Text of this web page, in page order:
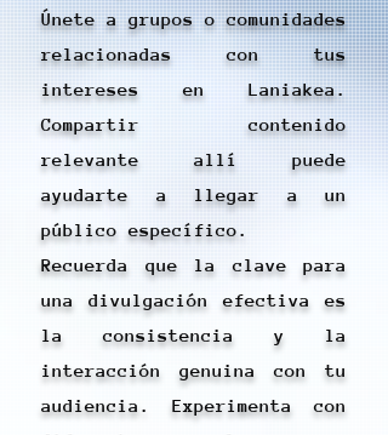
Únete a grupos o comunidades
relacionadas con tus
intereses en Laniakea.
Compartir contenido
relevante allí puede
ayudarte a llegar a un
público específico.
Recuerda que la clave para
una divulgación efectiva es
la consistencia y la
interacción genuina con tu
audiencia. Experimenta con